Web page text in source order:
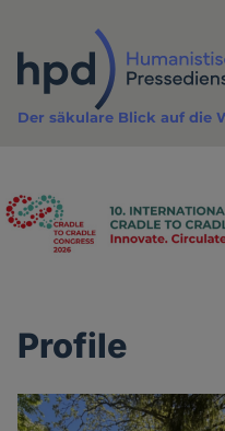
Inhalt
Der säkulare Blick auf die
Advertising
Profile